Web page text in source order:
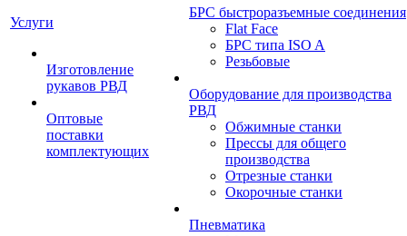
Услуги
Изготовление
рукавов РВД
Оптовые
поставки
комплектующих
БРС быстроразъемные соединения
Flat Face
БРС типа ISO A
Резьбовые
Оборудование для производства
РВД
Обжимные станки
Прессы для общего
производства
Отрезные станки
Окорочные станки
Пневматика